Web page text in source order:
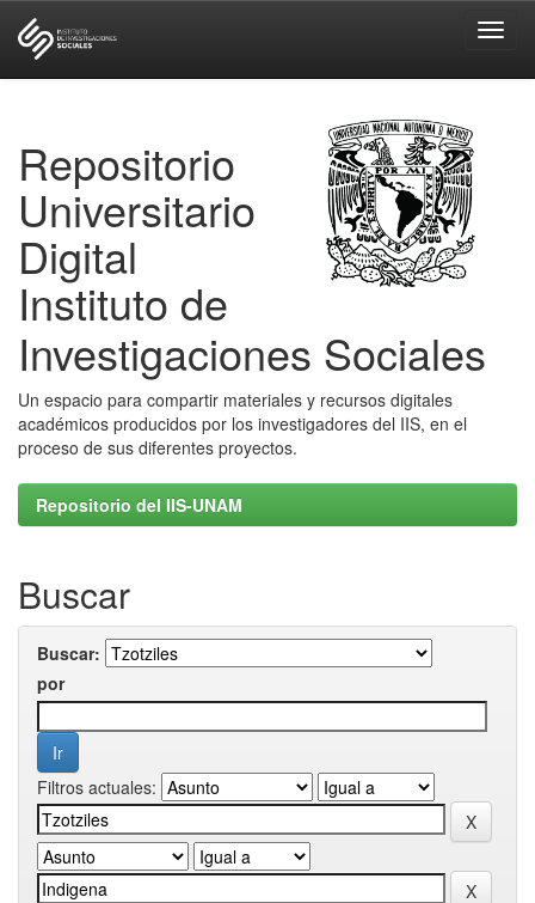
Repositorio
Universitario
Digital
Instituto de
Investigaciones Sociales
Un espacio para compartir materiales y recursos digitales
académicos producidos por los investigadores del IIS, en el
proceso de sus diferentes proyectos.
Repositorio del IIS-UNAM
Buscar
Buscar:
por
Filtros actuales: